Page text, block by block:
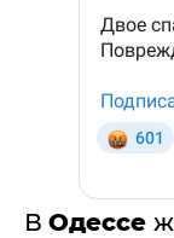
В Одессе